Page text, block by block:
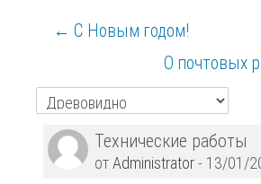
← С Новым годом!
О почтовых
Технические работы
отAdministrator- 13/01/
Количество
ответов: